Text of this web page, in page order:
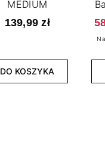
MEDIUM
139,99 zł
DO KOSZYKA